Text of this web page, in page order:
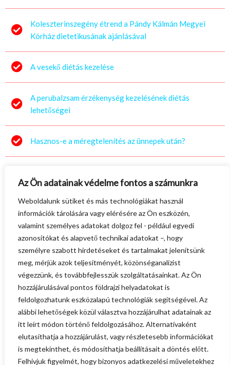
Az Ön adatainak védelme fontos a számunkra
Weboldalunk sütiket és más technológiákat használ
információk tárolására vagy elérésére az Ön eszközén,
valamint személyes adatokat dolgoz fel - például egyedi
azonosítókat és alapvető technikai adatokat –, hogy
személyre szabott hirdetéseket és tartalmakat jelenítsünk
meg, mérjük azok teljesítményét, közönséganalízist
végezzünk, és továbbfejlesszük szolgáltatásainkat. Az Ön
hozzájárulásával pontos földrajzi helyadatokat is
feldolgozhatunk eszközalapú technológiák segítségével. Az
alábbi lehetőségek közül választva hozzájárulhat adatainak az
itt leírt módon történő feldolgozásához. Alternatívaként
elutasíthatja a hozzájárulást, vagy részletesebb információkat
is megtekinthet, és módosíthatja beállításait a döntés előtt.
Felhívjuk figyelmét, hogy bizonyos adatkezelési műveletekhez
Koleszterinszegény étrend a Pándy Kálmán Megyei
Kórház dietetikusának ajánlásával
A vesekő diétás kezelése
A perubalzsam érzékenység kezelésének diétás
lehetőségei
Hasznos-e a méregtelenítés az ünnepek után?
"Teljesen fölösleges a szigor" - a dietetikus 4
gondolata a csirke-rizs kombóról
Így fogynak a legnagyobb sztárok: pontoztuk a
módszereiket
Ilyen a tökéletes gyermekreggeli a dietetikus szerint
Lehet kenyér és kalács a húsvéti menüben? Dietetikus
mondja el, hogyan csinálhatod a legjobban
Ez az 5 étrend-kiegészítő kidobott pénz, ha fogyni